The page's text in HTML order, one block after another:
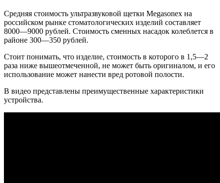
Средняя стоимость ультразвуковой щетки Megasonex на
российском рынке стоматологических изделий составляет
8000—9000 рублей. Стоимость сменных насадок колеблется в
районе 300—350 рублей.
Стоит понимать, что изделие, стоимость в которого в 1,5—2
раза ниже вышеотмеченной, не может быть оригиналом, и его
использование может нанести вред ротовой полости.
В видео представлены преимущественные характеристики
устройства.